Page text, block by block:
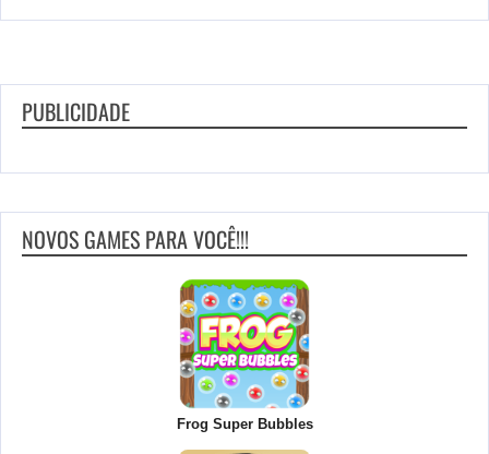
PUBLICIDADE
NOVOS GAMES PARA VOCÊ!!!
Frog Super Bubbles